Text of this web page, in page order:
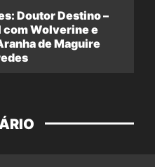
Doutor Destino –
com Wolverine e
de Maguire